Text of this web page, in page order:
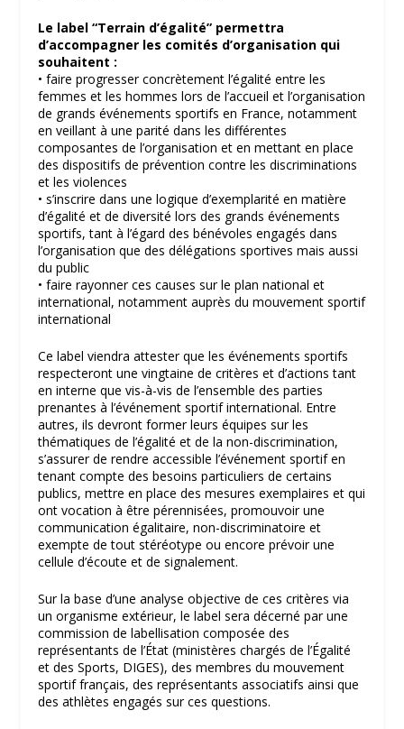
Le label “Terrain d’égalité” permettra
d’accompagner les comités d’organisation qui
souhaitent :
• faire progresser concrètement l’égalité entre les
femmes et les hommes lors de l’accueil et l’organisation
de grands événements sportifs en France, notamment
en veillant à une parité dans les différentes
composantes de l’organisation et en mettant en place
des dispositifs de prévention contre les discriminations
et les violences
• s’inscrire dans une logique d’exemplarité en matière
d’égalité et de diversité lors des grands événements
sportifs, tant à l’égard des bénévoles engagés dans
l’organisation que des délégations sportives mais aussi
du public
• faire rayonner ces causes sur le plan national et
international, notamment auprès du mouvement sportif
international
Ce label viendra attester que les événements sportifs
respecteront une vingtaine de critères et d’actions tant
en interne que vis-à-vis de l’ensemble des parties
prenantes à l’événement sportif international. Entre
autres, ils devront former leurs équipes sur les
thématiques de l’égalité et de la non-discrimination,
s’assurer de rendre accessible l’événement sportif en
tenant compte des besoins particuliers de certains
publics, mettre en place des mesures exemplaires et qui
ont vocation à être pérennisées, promouvoir une
communication égalitaire, non-discriminatoire et
exempte de tout stéréotype ou encore prévoir une
cellule d’écoute et de signalement.
Sur la base d’une analyse objective de ces critères via
un organisme extérieur, le label sera décerné par une
commission de labellisation composée des
représentants de l’État (ministères chargés de l’Égalité
et des Sports, DIGES), des membres du mouvement
sportif français, des représentants associatifs ainsi que
des athlètes engagés sur ces questions.